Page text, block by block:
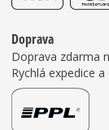
Doprava
Doprava zdarma
Rychlá expedice